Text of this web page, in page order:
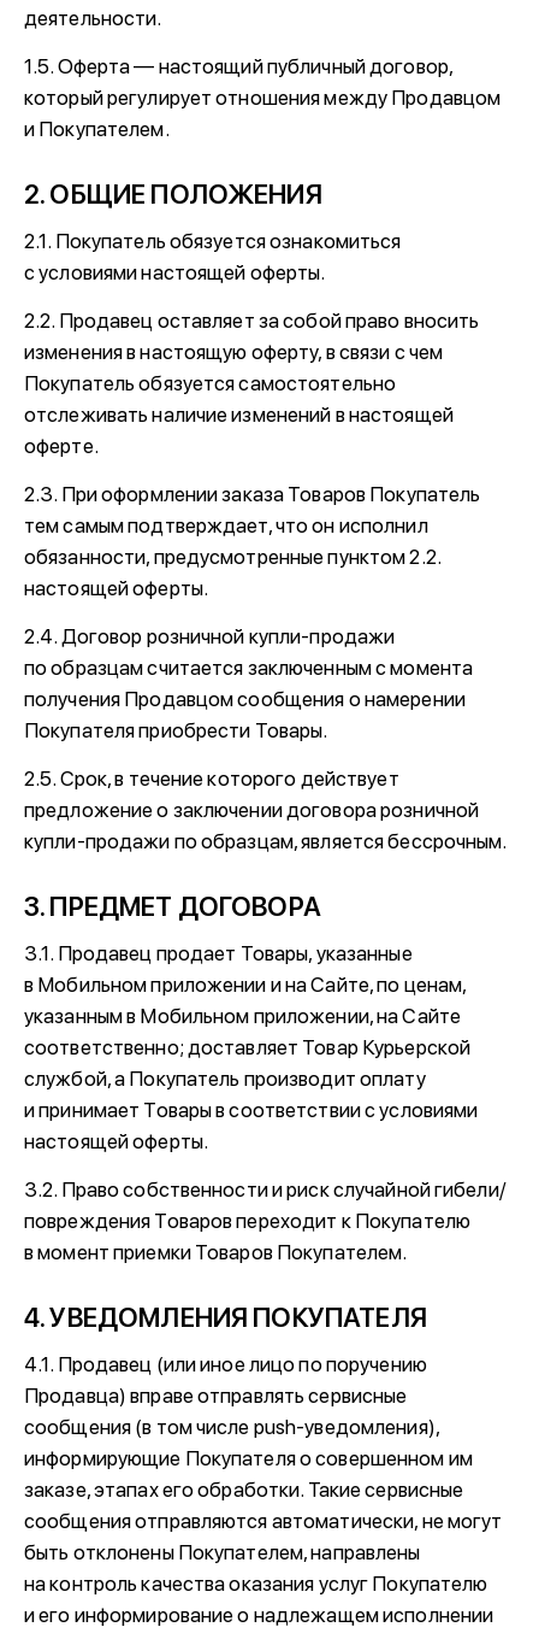
деятельности.
1.5. Оферта — настоящий публичный договор,
который регулирует отношения между Продавцом
и Покупателем.
2. ОБЩИЕ ПОЛОЖЕНИЯ
2.1. Покупатель обязуется ознакомиться
с условиями настоящей оферты.
2.2. Продавец оставляет за собой право вносить
изменения в настоящую оферту, в связи с чем
Покупатель обязуется самостоятельно
отслеживать наличие изменений в настоящей
оферте.
2.3. При оформлении заказа Товаров Покупатель
тем самым подтверждает, что он исполнил
обязанности, предусмотренные пунктом 2.2.
настоящей оферты.
2.4. Договор розничной купли-продажи
по образцам считается заключенным с момента
получения Продавцом сообщения о намерении
Покупателя приобрести Товары.
2.5. Срок, в течение которого действует
предложение о заключении договора розничной
купли-продажи по образцам, является бессрочным.
3. ПРЕДМЕТ ДОГОВОРА
3.1. Продавец продает Товары, указанные
в Мобильном приложении и на Сайте, по ценам,
указанным в Мобильном приложении, на Сайте
соответственно; доставляет Товар Курьерской
службой, а Покупатель производит оплату
и принимает Товары в соответствии с условиями
настоящей оферты.
3.2. Право собственности и риск случайной гибели/
повреждения Товаров переходит к Покупателю
в момент приемки Товаров Покупателем.
4. УВЕДОМЛЕНИЯ ПОКУПАТЕЛЯ
4.1. Продавец (или иное лицо по поручению
Продавца) вправе отправлять сервисные
сообщения (в том числе push-уведомления),
информирующие Покупателя о совершенном им
заказе, этапах его обработки. Такие сервисные
сообщения отправляются автоматически, не могут
быть отклонены Покупателем, направлены
на контроль качества оказания услуг Покупателю
и его информирование о надлежащем исполнении